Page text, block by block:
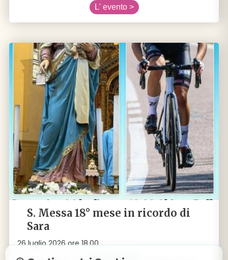
L' evento >
S. Messa 18° mese in ricordo di
Sara
26 luglio 2026 ore 18.00